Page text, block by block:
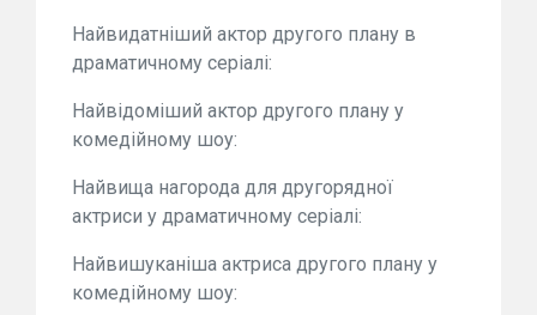
Найвидатніший актор другого плану в
драматичному серіалі:
Найвідоміший актор другого плану у
комедійному шоу:
Найвища нагорода для другорядної
актриси у драматичному серіалі:
Найвишуканіша актриса другого плану у
комедійному шоу: